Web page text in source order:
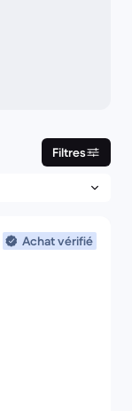
Filtres
Achat vérifié